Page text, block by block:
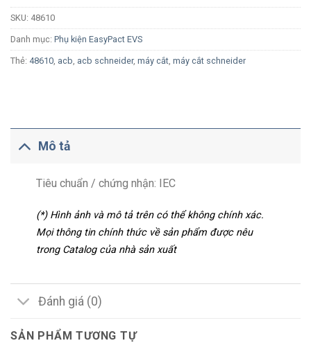
SKU: 48610
Danh mục: Phụ kiện EasyPact EVS
Thẻ: 48610 acb acb schneider, máy cắt máy cắt schneider
Mô tả
Tiêu chuẩn / chứng nhận: IEC
(*) Hình ảnh và mô tả trên có thể không chính xác.
Mọi thông tin chính thức về sản phẩm được nêu
trong Catalog của nhà sản xuất
Đánh giá (0)
SẢN PHẨM TƯƠNG TỰ